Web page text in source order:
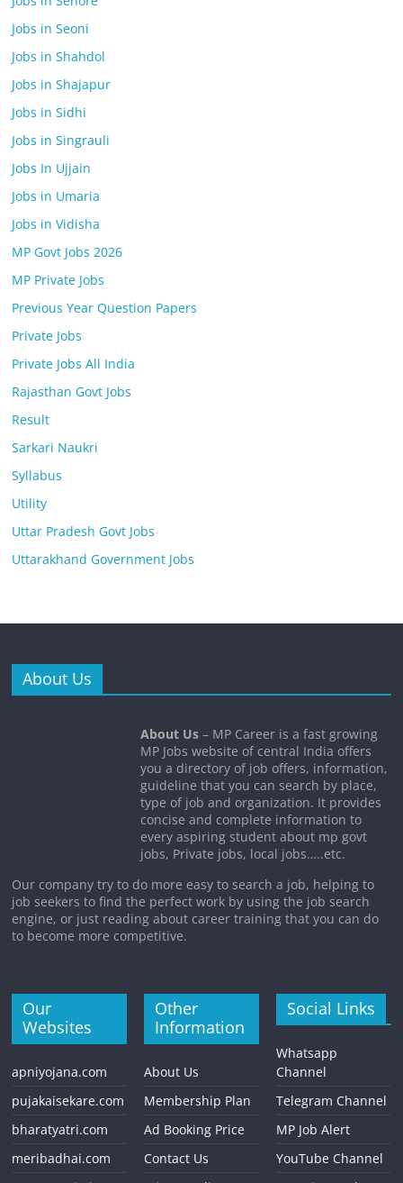
Jobs in Seoni
Jobs in Shahdol
Jobs in Shajapur
Jobs in Sidhi
Jobs in Singrauli
Jobs In Ujjain
Jobs in Umaria
Jobs in Vidisha
MP Govt Jobs 2026
MP Private Jobs
Previous Year Question Papers
Private Jobs
Private Jobs All India
Rajasthan Govt Jobs
Result
Sarkari Naukri
Syllabus
Utility
Uttar Pradesh Govt Jobs
Uttarakhand Government Jobs
About Us
About Us – MP Career is a fast growing
MP Jobs website of central India offers
you a directory of job offers, information,
guideline that you can search by place,
type of job and organization. It provides
concise and complete information to
every aspiring student about mp govt
jobs, Private jobs, local jobs…..etc.
Our company try to do more easy to search a job, helping to
job seekers to find the perfect work by using the job search
engine, or just reading about career training that you can do
to become more competitive.
Our
Websites
apniyojana.com
pujakaisekare.com
bharatyatri.com
meribadhai.com
Other
Information
About Us
Membership Plan
Ad Booking Price
Contact Us
Social Links
Whatsapp
Channel
Telegram Channel
MP Job Alert
YouTube Channel